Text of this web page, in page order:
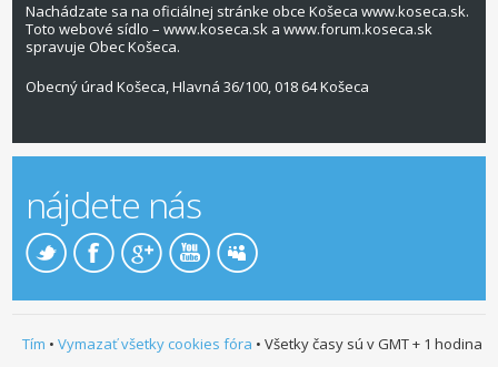
Nachádzate sa na oficiálnej stránke obce Košeca www.koseca.sk.
Toto webové sídlo – www.koseca.sk a www.forum.koseca.sk
spravuje Obec Košeca.
Obecný úrad Košeca, Hlavná 36/100, 018 64 Košeca
nájdete nás
Tím • Vymazať všetky cookies fóra • Všetky časy sú v GMT + 1 hodina